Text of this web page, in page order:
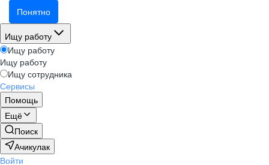
Понятно
Ищу работу
Ищу работу
Ищу работу
Ищу сотрудника
Сервисы
Помощь
Ещё
Поиск
Ачикулак
Войти